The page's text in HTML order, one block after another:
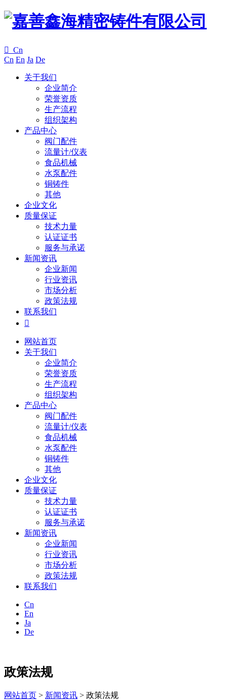
 Cn
Cn En Ja De
关于我们
企业简介
荣誉资质
生产流程
组织架构
产品中心
阀门配件
流量计/仪表
食品机械
水泵配件
铜铸件
其他
企业文化
质量保证
技术力量
认证证书
服务与承诺
新闻资讯
企业新闻
行业资讯
市场分析
政策法规
联系我们

网站首页
关于我们
企业简介
荣誉资质
生产流程
组织架构
产品中心
阀门配件
流量计/仪表
食品机械
水泵配件
铜铸件
其他
企业文化
质量保证
技术力量
认证证书
服务与承诺
新闻资讯
企业新闻
行业资讯
市场分析
政策法规
联系我们
Cn
En
Ja
De
政策法规
网站首页 > 新闻资讯 > 政策法规